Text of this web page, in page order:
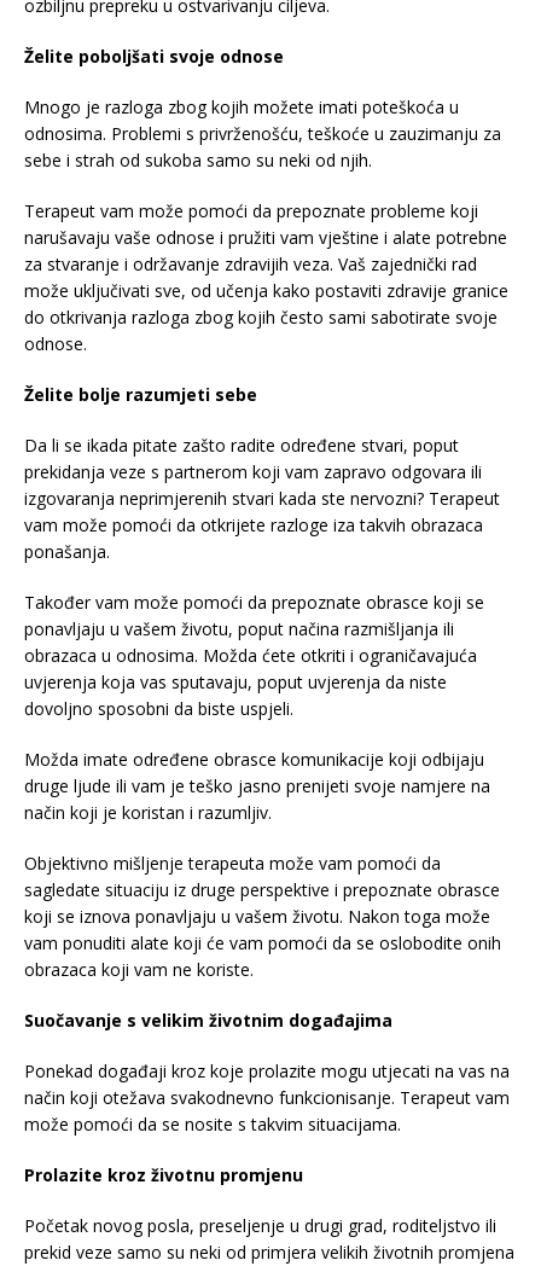
ozbiljnu prepreku u ostvarivanju ciljeva.
Želite poboljšati svoje odnose
Mnogo je razloga zbog kojih možete imati poteškoća u
odnosima. Problemi s privrženošću, teškoće u zauzimanju za
sebe i strah od sukoba samo su neki od njih.
Terapeut vam može pomoći da prepoznate probleme koji
narušavaju vaše odnose i pružiti vam vještine i alate potrebne
za stvaranje i održavanje zdravijih veza. Vaš zajednički rad
može uključivati sve, od učenja kako postaviti zdravije granice
do otkrivanja razloga zbog kojih često sami sabotirate svoje
odnose.
Želite bolje razumjeti sebe
Da li se ikada pitate zašto radite određene stvari, poput
prekidanja veze s partnerom koji vam zapravo odgovara ili
izgovaranja neprimjerenih stvari kada ste nervozni? Terapeut
vam može pomoći da otkrijete razloge iza takvih obrazaca
ponašanja.
Također vam može pomoći da prepoznate obrasce koji se
ponavljaju u vašem životu, poput načina razmišljanja ili
obrazaca u odnosima. Možda ćete otkriti i ograničavajuća
uvjerenja koja vas sputavaju, poput uvjerenja da niste
dovoljno sposobni da biste uspjeli.
Možda imate određene obrasce komunikacije koji odbijaju
druge ljude ili vam je teško jasno prenijeti svoje namjere na
način koji je koristan i razumljiv.
Objektivno mišljenje terapeuta može vam pomoći da
sagledate situaciju iz druge perspektive i prepoznate obrasce
koji se iznova ponavljaju u vašem životu. Nakon toga može
vam ponuditi alate koji će vam pomoći da se oslobodite onih
obrazaca koji vam ne koriste.
Suočavanje s velikim životnim događajima
Ponekad događaji kroz koje prolazite mogu utjecati na vas na
način koji otežava svakodnevno funkcionisanje. Terapeut vam
može pomoći da se nosite s takvim situacijama.
Prolazite kroz životnu promjenu
Početak novog posla, preseljenje u drugi grad, roditeljstvo ili
prekid veze samo su neki od primjera velikih životnih promjena